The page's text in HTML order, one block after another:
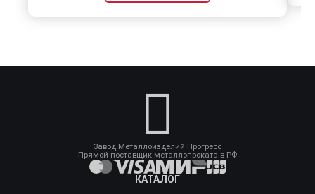
Завод Металлоизделий Прогресс
Прямой поставщик металлопроката в РФ
КАТАЛОГ